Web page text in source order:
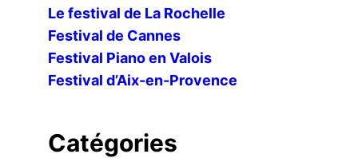
Le festival de La Rochelle
Festival de Cannes
Festival Piano en Valois
Festival d’Aix-en-Provence
Catégories